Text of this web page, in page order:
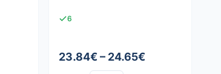
6
23.84€ – 24.65€